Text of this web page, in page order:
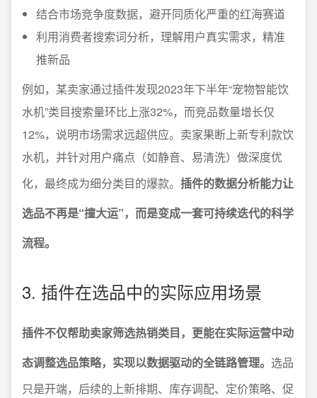
结合市场竞争度数据，避开同质化严重的红海赛道
利用消费者搜索词分析，理解用户真实需求，精准
推新品
例如，某卖家通过插件发现2023年下半年“宠物智能饮
水机”类目搜索量环比上涨32%，而竞品数量增长仅
12%，说明市场需求远超供应。卖家果断上新专利款饮
水机，并针对用户痛点（如静音、易清洗）做深度优
化，最终成为细分类目的爆款。 插件的数据分析能力让
选品不再是“撞大运”，而是变成一套可持续迭代的科学
流程。
3. 插件在选品中的实际应用场景
插件不仅帮助卖家筛选热销类目，更能在实际运营中动
态调整选品策略，实现以数据驱动的全链路管理。 选品
只是开端，后续的上新排期、库存调配、定价策略、促